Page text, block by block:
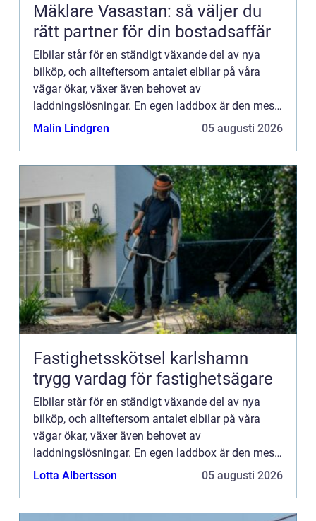
Mäklare Vasastan: så väljer du
rätt partner för din bostadsaffär
Elbilar står för en ständigt växande del av nya
bilköp, och allteftersom antalet elbilar på våra
vägar ökar, växer även behovet av
laddningslösningar. En egen laddbox är den mest
eff...
Malin Lindgren 05 augusti 2026
Fastighetsskötsel karlshamn
trygg vardag för fastighetsägare
Elbilar står för en ständigt växande del av nya
bilköp, och allteftersom antalet elbilar på våra
vägar ökar, växer även behovet av
laddningslösningar. En egen laddbox är den mest
eff...
Lotta Albertsson 05 augusti 2026